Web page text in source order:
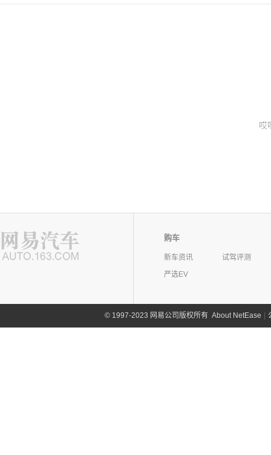
哎
购车
新车资讯
试驾评测
严选EV
©1997-2023 网易公司版权所有 About NetEase